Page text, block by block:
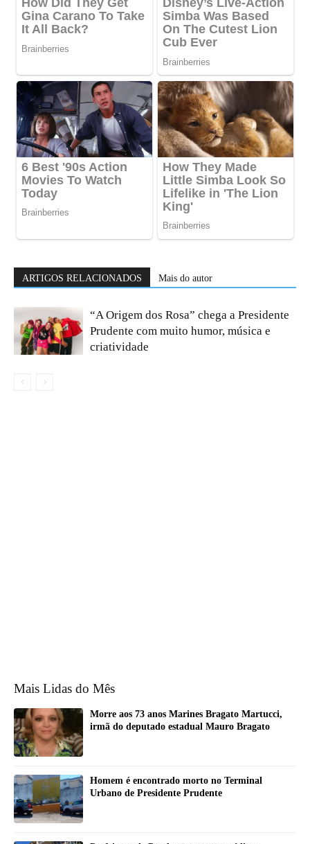
ARTIGOS RELACIONADOS Mais do autor
“A Origem dos Rosa” chega a Presidente
Prudente com muito humor, música e
criatividade
Mais Lidas do Mês
Morre aos 73 anos Marines Bragato Martucci,
irmã do deputado estadual Mauro Bragato
Homem é encontrado morto no Terminal
Urbano de Presidente Prudente